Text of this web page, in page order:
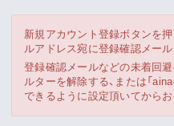
Playlist
Vlogssun
あとがき
新規アカウント登録ボタンを
ルアドレス宛に登録確認メール
登録確認メールなどの未着回
ルターを解除する、または「
できるように設定頂いてから